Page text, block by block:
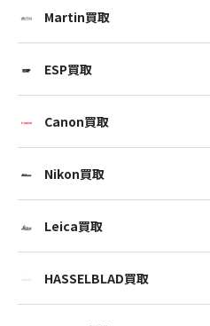
Martin買取
ESP買取
Canon買取
Nikon買取
Leica買取
HASSELBLAD買取